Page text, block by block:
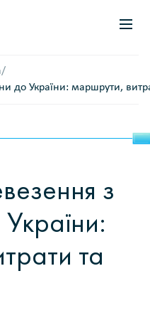
/
до України: маршрути,
з
та